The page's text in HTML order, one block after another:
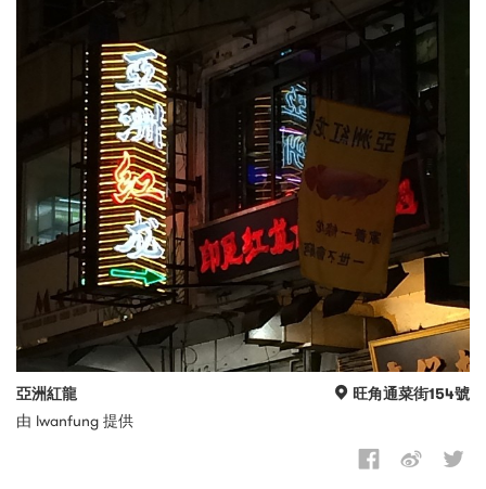
亞洲紅龍
旺角通菜街154號
由 lwanfung 提供